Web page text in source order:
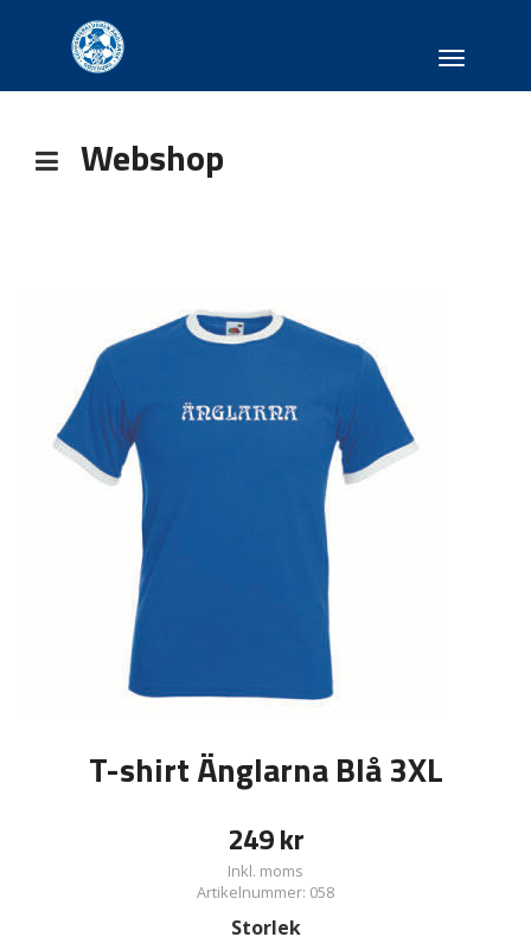
Toggle
Webshop
T-shirt Änglarna Blå 3XL
249kr
Inkl. moms
Artikelnummer: 058
Storlek